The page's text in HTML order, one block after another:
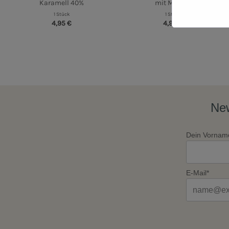
Karamell 40%
1 Stück
4,95 €
mit Mandel
1 Stück
4,95 €
Dein
E-Mail*